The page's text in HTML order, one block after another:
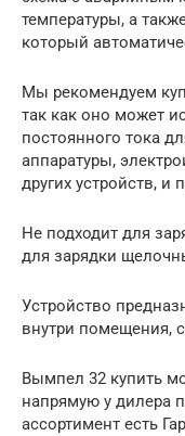
температуры, а
который
Мы рекомендуем
так как оно может
постоянного тока
аппаратуры,
других устройств, и
Не подходит для
для зарядки
Устройство
внутри помещения,
Вымпел 32 купить
напрямую у дилера
ассортимент есть